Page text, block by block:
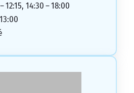
14:30 – 18:00